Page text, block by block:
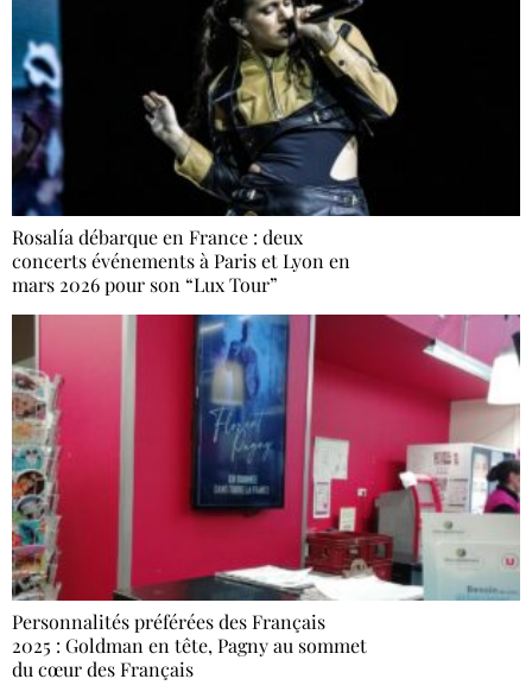
Rosalía débarque en France : deux
concerts événements à Paris et Lyon en
mars 2026 pour son “Lux Tour”
Personnalités préférées des Français
2025 : Goldman en tête, Pagny au sommet
du cœur des Français